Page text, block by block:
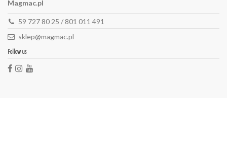
Magmac.pl
59 727 80 25 / 801 011 491
sklep@magmac.pl
Follow us